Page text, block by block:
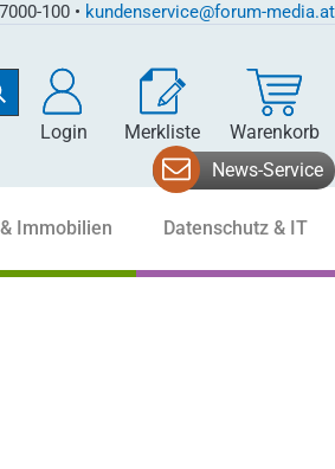
100 • kundenservice@forum-media.at
Login Merkliste
Warenkorb
News-Service
Immobilien Datenschutz & IT